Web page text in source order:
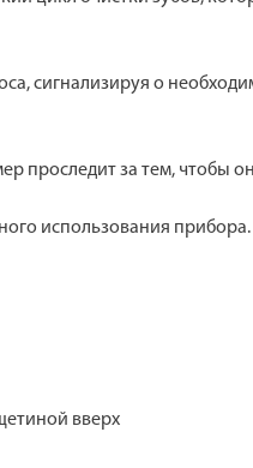
сигнализируя о
проследит за тем,
использования
вверх